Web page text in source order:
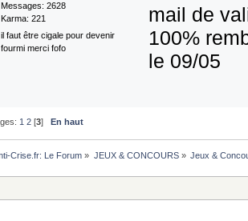
Messages: 2628
Karma: 221
il faut être cigale pour devenir
fourmi merci fofo
mail de
100%
le 09/05
1 2 [3] En haut
Crise.fr: Le Forum » JEUX & CONCOURS» Jeux &